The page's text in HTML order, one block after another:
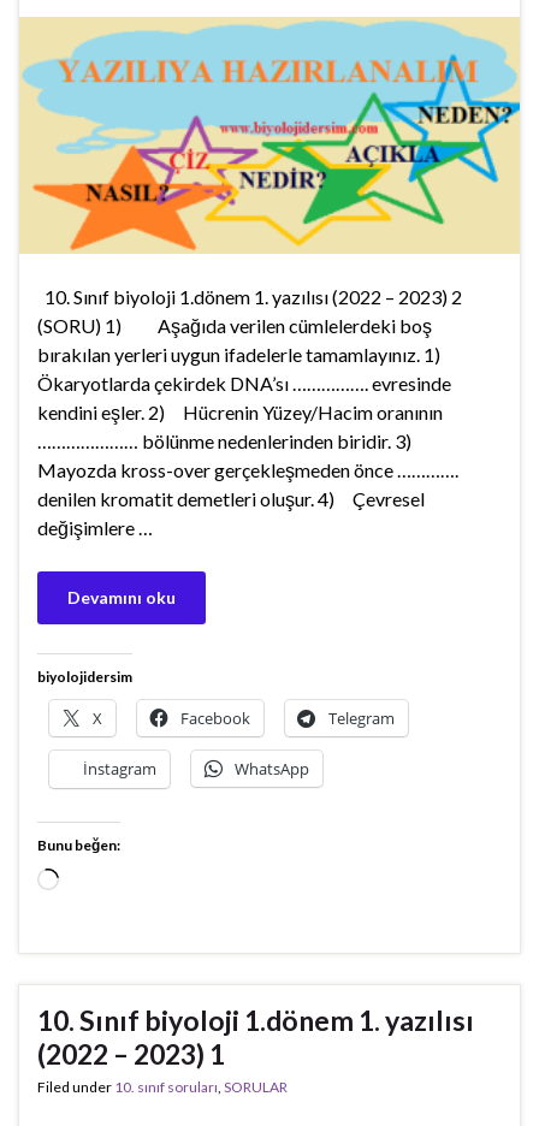
10. Sınıf biyoloji 1.dönem 1. yazılısı (2022 – 2023) 2
(SORU) 1) Aşağıda verilen cümlelerdeki boş
bırakılan yerleri uygun ifadelerle tamamlayınız. 1)
Ökaryotlarda çekirdek DNA’sı ……………. evresinde
kendini eşler. 2) Hücrenin Yüzey/Hacim oranının
………………… bölünme nedenlerinden biridir. 3)
Mayozda kross-over gerçekleşmeden önce ………….
denilen kromatit demetleri oluşur. 4) Çevresel
değişimlere …
Devamını oku
biyolojidersim
X Facebook Telegram
İnstagram WhatsApp
Bunu beğen:
Yükleniyor...
10. Sınıf biyoloji 1.dönem 1. yazılısı
(2022 – 2023) 1
Filed under 10. sınıf soruları, SORULAR